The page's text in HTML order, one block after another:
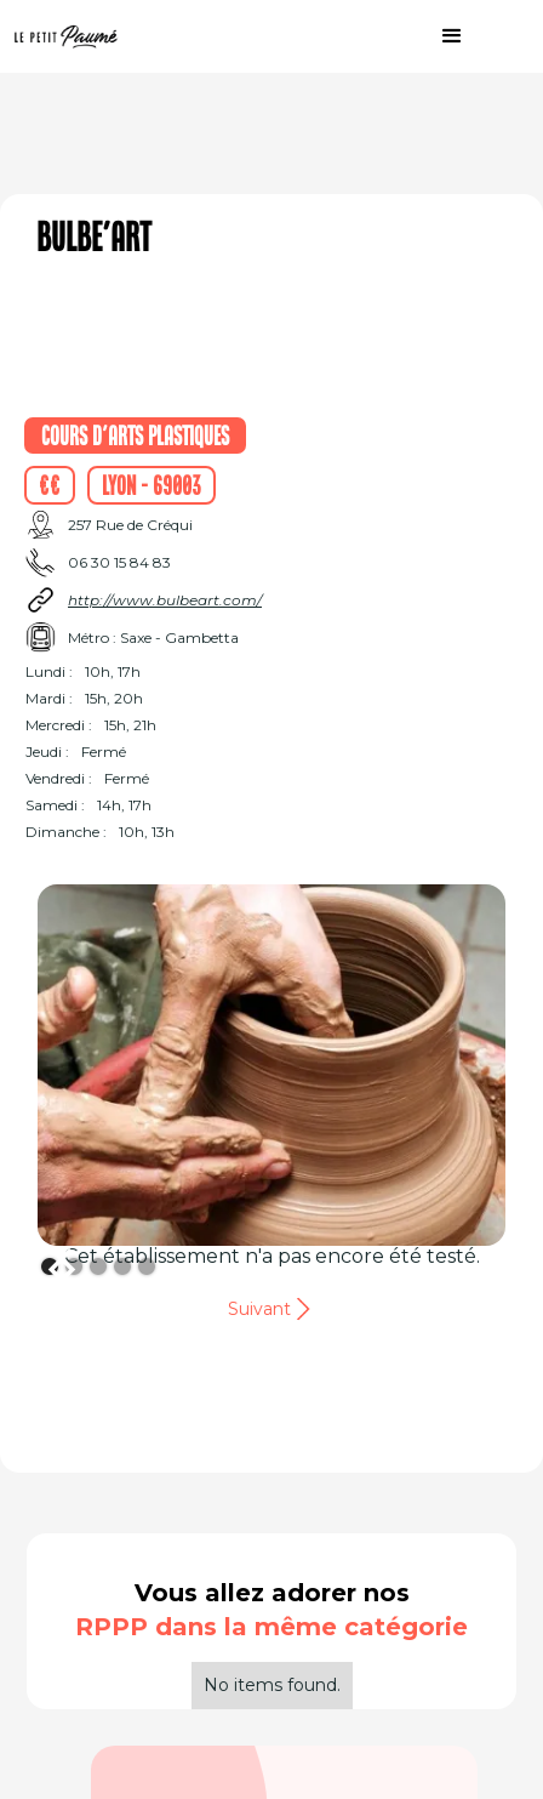
Bulbe'art
Cours d'arts plastiques
€€
Lyon - 69003
257 Rue de Créqui
06 30 15 84 83
http://www.bulbeart.com/
Métro : Saxe - Gambetta
Lundi :
10h, 17h
Mardi :
15h, 20h
Mercredi :
15h, 21h
Jeudi :
Fermé
Vendredi :
Fermé
Samedi :
14h, 17h
Dimanche :
10h, 13h
Cet établissement n'a pas encore été testé.
Suivant
Vous allez adorer nos
RPPP dans la même catégorie
No items found.